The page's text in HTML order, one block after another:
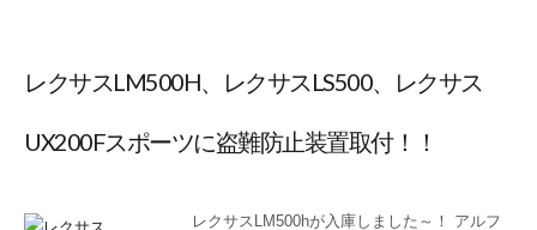
レクサスLM500H、レクサスLS500、レクサス
UX200Fスポーツに盗難防止装置取付！！
レクサスLM500hが入庫しました～！ アルフ